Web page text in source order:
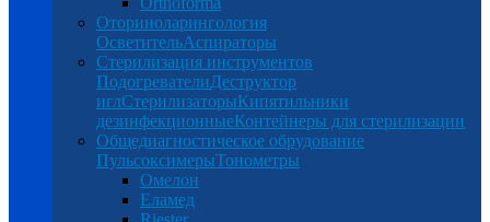
Оториноларингология
ОсветительАспираторы
Стерилизация инструментов
ПодогревателиДеструктор
иглСтерилизаторыКипятильники
дезинфекционныеКонтейнеры для стерилизации
Общедиагностическое обрудование
ПульсоксимерыТонометры
Омелон
Еламед